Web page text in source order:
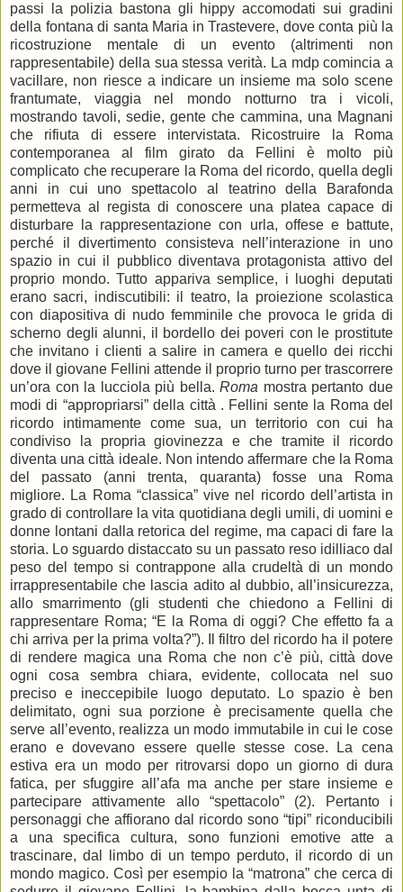
passi la polizia bastona gli hippy accomodati sui gradini
della fontana di santa Maria in Trastevere, dove conta più la
ricostruzione mentale di un evento (altrimenti non
rappresentabile) della sua stessa verità. La mdp comincia a
vacillare, non riesce a indicare un insieme ma solo scene
frantumate, viaggia nel mondo notturno tra i vicoli,
mostrando tavoli, sedie, gente che cammina, una Magnani
che rifiuta di essere intervistata. Ricostruire la Roma
contemporanea al film girato da Fellini è molto più
complicato che recuperare la Roma del ricordo, quella degli
anni in cui uno spettacolo al teatrino della Barafonda
permetteva al regista di conoscere una platea capace di
disturbare la rappresentazione con urla, offese e battute,
perché il divertimento consisteva nell’interazione in uno
spazio in cui il pubblico diventava protagonista attivo del
proprio mondo. Tutto appariva semplice, i luoghi deputati
erano sacri, indiscutibili: il teatro, la proiezione scolastica
con diapositiva di nudo femminile che provoca le grida di
scherno degli alunni, il bordello dei poveri con le prostitute
che invitano i clienti a salire in camera e quello dei ricchi
dove il giovane Fellini attende il proprio turno per trascorrere
un’ora con la lucciola più bella.Roma mostra pertanto due
modi di “appropriarsi” della città . Fellini sente la Roma del
ricordo intimamente come sua, un territorio con cui ha
condiviso la propria giovinezza e che tramite il ricordo
diventa una città ideale. Non intendo affermare che la Roma
del passato (anni trenta, quaranta) fosse una Roma
migliore. La Roma “classica” vive nel ricordo dell’artista in
grado di controllare la vita quotidiana degli umili, di uomini e
donne lontani dalla retorica del regime, ma capaci di fare la
storia. Lo sguardo distaccato su un passato reso idilliaco dal
peso del tempo si contrappone alla crudeltà di un mondo
irrappresentabile che lascia adito al dubbio, all’insicurezza,
allo smarrimento (gli studenti che chiedono a Fellini di
rappresentare Roma; “E la Roma di oggi? Che effetto fa a
chi arriva per la prima volta?”). Il filtro del ricordo ha il potere
di rendere magica una Roma che non c’è più, città dove
ogni cosa sembra chiara, evidente, collocata nel suo
preciso e ineccepibile luogo deputato. Lo spazio è ben
delimitato, ogni sua porzione è precisamente quella che
serve all’evento, realizza un modo immutabile in cui le cose
erano e dovevano essere quelle stesse cose. La cena
estiva era un modo per ritrovarsi dopo un giorno di dura
fatica, per sfuggire all’afa ma anche per stare insieme e
partecipare attivamente allo “spettacolo” (2). Pertanto i
personaggi che affiorano dal ricordo sono “tipi” riconducibili
a una specifica cultura, sono funzioni emotive atte a
trascinare, dal limbo di un tempo perduto, il ricordo di un
mondo magico. Così per esempio la “matrona” che cerca di